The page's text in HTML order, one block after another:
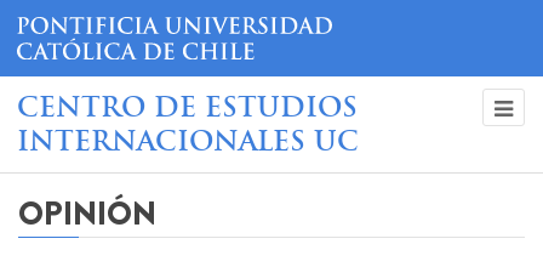
CENTRO DE ESTUDIOS
INTERNACIONALES UC
OPINIÓN